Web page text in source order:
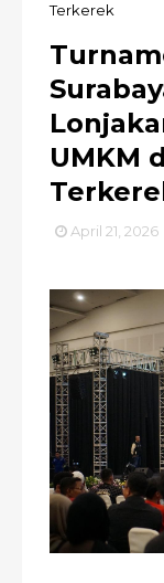
Terkerek
UMKM
April 21, 2026